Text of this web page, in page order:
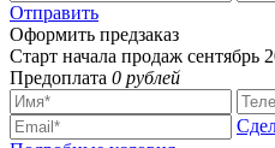
Отправить
Оформить предзаказ
Старт начала продаж сентябрь
Предоплата 0 рублей